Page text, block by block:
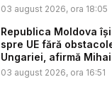
03 august 2026, ora 18:05
Republica Moldova
spre UE fără
Ungariei, afirmă
03 august 2026, ora 16:51